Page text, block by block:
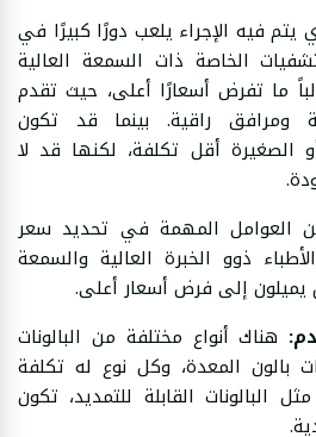
يتم فيه الإجراء يلعب دورًا كبيرًا في
الخاصة ذات السمعة العالية
ما تفرض أسعارًا أعلى، حيث تقدم
ومرافق راقية. بينما قد تكون
الصغيرة أقل تكلفة، لكنها قد لا
العوامل المهمة في تحديد سعر
ذوو الخبرة العالية والسمعة
يميلون إلى فرض أسعار أعلى.
هناك أنواع مختلفة من البالونات
بالون المعدة، وكل نوع له تكلفة
البالونات القابلة للتمديد، تكون